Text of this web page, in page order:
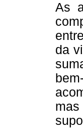
As
da